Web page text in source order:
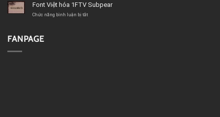
hóa
1FTV
Font Việt hóa 1FTV Subpear
Chức năng bình luận bị tắtở
FANPAGE